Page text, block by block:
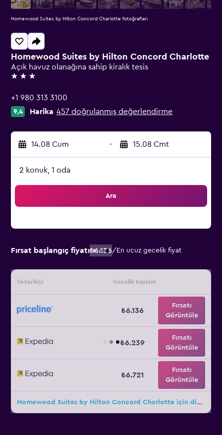
Homewood Suites by Hilton Concord Charlotte
Açık havuz olanağına sahip kiralık tesis
3 yıldız
+1 980 313 3100
9,4 Harika 457 doğrulanmış değerlendirme
14.08 Cum - 15.08 Cmt
2 konuk, 1 oda
Ara
Fırsat başlangıç fiyatı₺6.136/ En ucuz gecelik fiyat
Tedarikçi Gecelik toplam
₺6.136
Fırsatı
Görüntüle
₺6.239
Fırsatı
Görüntüle
₺6.721
Fırsatı
Görüntüle
Homewood Suites by Hilton Concord Charlotte için diğer 32fırsat
Homewood Suites by Hilton Concord Charlotte fotoğrafları